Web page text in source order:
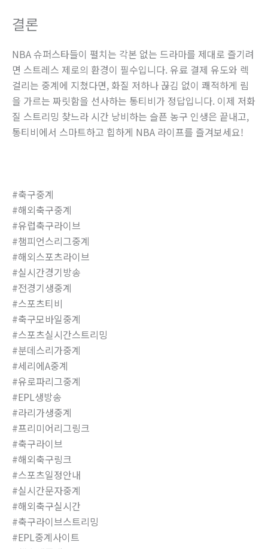
결론
NBA 슈퍼스타들이 펼치는 각본 없는 드라마를 제대로 즐기려
면 스트레스 제로의 환경이 필수입니다. 유료 결제 유도와 렉
걸리는 중계에 지쳤다면, 화질 저하나 끊김 없이 쾌적하게 림
을 가르는 짜릿함을 선사하는 통티비가 정답입니다. 이제 저화
질 스트리밍 찾느라 시간 낭비하는 슬픈 농구 인생은 끝내고,
통티비에서 스마트하고 힙하게 NBA 라이프를 즐겨보세요!
#축구중계
#해외축구중계
#유럽축구라이브
#챔피언스리그중계
#해외스포츠라이브
#실시간경기방송
#전경기생중계
#스포츠티비
#축구모바일중계
#스포츠실시간스트리밍
#분데스리가중계
#세리에A중계
#유로파리그중계
#EPL생방송
#라리가생중계
#프리미어리그링크
#축구라이브
#해외축구링크
#스포츠일정안내
#실시간문자중계
#해외축구실시간
#축구라이브스트리밍
#EPL중계사이트